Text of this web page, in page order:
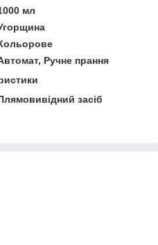
мл
Ручне прання
засіб